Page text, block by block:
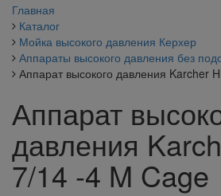
Главная
Каталог
Мойка высокого давления Керхер
Аппараты высокого давления без
Аппарат высокого давления Karcher
Аппарат
давления
7/14 -4 M Cage